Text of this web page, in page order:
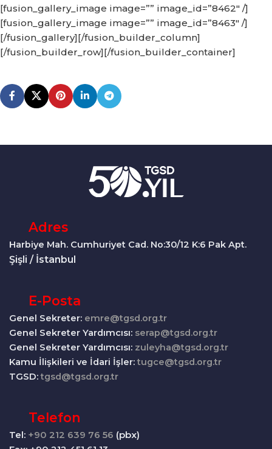
[fusion_gallery_image image=”” image_id=”8462″ /]
[fusion_gallery_image image=”” image_id=”8463″ /]
[/fusion_gallery][/fusion_builder_column]
[/fusion_builder_row][/fusion_builder_container]
Adres
Harbiye Mah. Cumhuriyet Cad. No:30/12 K:6 Pak Apt.
Şişli / İstanbul
E-Posta
Genel Sekreter: emre@tgsd.org.tr
Genel Sekreter Yardımcısı: serap@tgsd.org.tr
Genel Sekreter Yardımcısı: zuleyha@tgsd.org.tr
Kamu İlişkileri ve İdari İşler:tugce@tgsd.org.tr
TGSD:tgsd@tgsd.org.tr
Telefon
Tel: +90 212 639 76 56 (pbx)